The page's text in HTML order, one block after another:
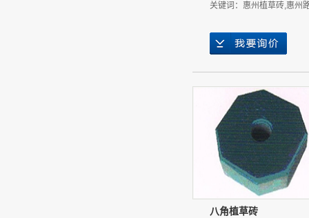
关键词： 惠州植草砖,惠州
八角植草砖